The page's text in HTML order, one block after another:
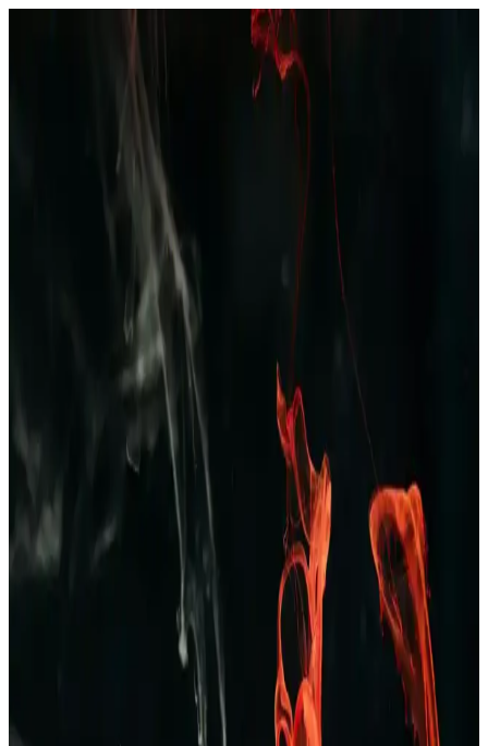
Polar Erkek Pijama Takımı Bordo Lacivert Ekose
Desenli Kış İçin Şık ve Konforlu Giyim Seçeneği
Kış ayları için tasarlanan polar erkek pijama takımı, yumuşak
dokusu ve şık ekose desenleriyle rahatlık ve stil sunar, uzun ömürlü
ve kolay bakım avantajıyla evde konfor sağlar.
Erkek Yazlık Pijama Altları: Rahat ve Şık
Seçenekler ile Yaz Aylarında Konfor
Yazlık erkek pijama altları hafif, nefes alabilir kumaşlardan üretilir,
çeşitli modeller ve desenlerde bulunur, uygun fiyat ve kalite dengesi
önemlidir, yaz aylarında rahatlık sağlar.
Dockers 226324 Kahverengi Erkek Terlik: Şıklık ve
Konforu Bir Arada Sunan Modern Tasarım
Dockers 226324 kahverengi erkek terlik, şık tasarımı ve ortopedik
desteğiyle rahatlık ve dayanıklılık sunar, nefes alabilir yapısıyla gün
boyu konfor sağlar.
Erkekler İçin Kareli Pijama Seçenekleri: Rahat ve
Şık Ev Giyim Tarzları
Kareli pijamalar, erkekler arasında popüler olup, rahatlık ve şıklığı
bir arada sunar. Farklı modeller ve kumaş seçenekleriyle ev
giyiminde ideal tercihlerin başında gelir.
Erkekler İçin Zara Pantolon ve Kot Seçenekleri:
Tarzınızı Yansıtan Şık ve Konforlu Koleksiyonlar
Zara’nın geniş erkek pantolon ve kot koleksiyonlarıyla şıklık ve
konforu bir arada yakalayın. Günlük ve resmi tarzlara uygun
modellerle kendinizi ifade edin.